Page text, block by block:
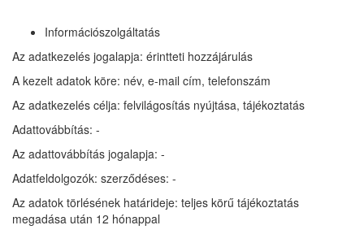
Információszolgáltatás
Az adatkezelés jogalapja: érintteti hozzájárulás
A kezelt adatok köre: név, e-mail cím, telefonszám
Az adatkezelés célja: felvilágosítás nyújtása, tájékoztatás
Adattovábbítás: -
Az adattovábbítás jogalapja: -
Adatfeldolgozók: szerződéses: -
Az adatok törlésének határideje: teljes körű tájékoztatás
megadása után 12 hónappal